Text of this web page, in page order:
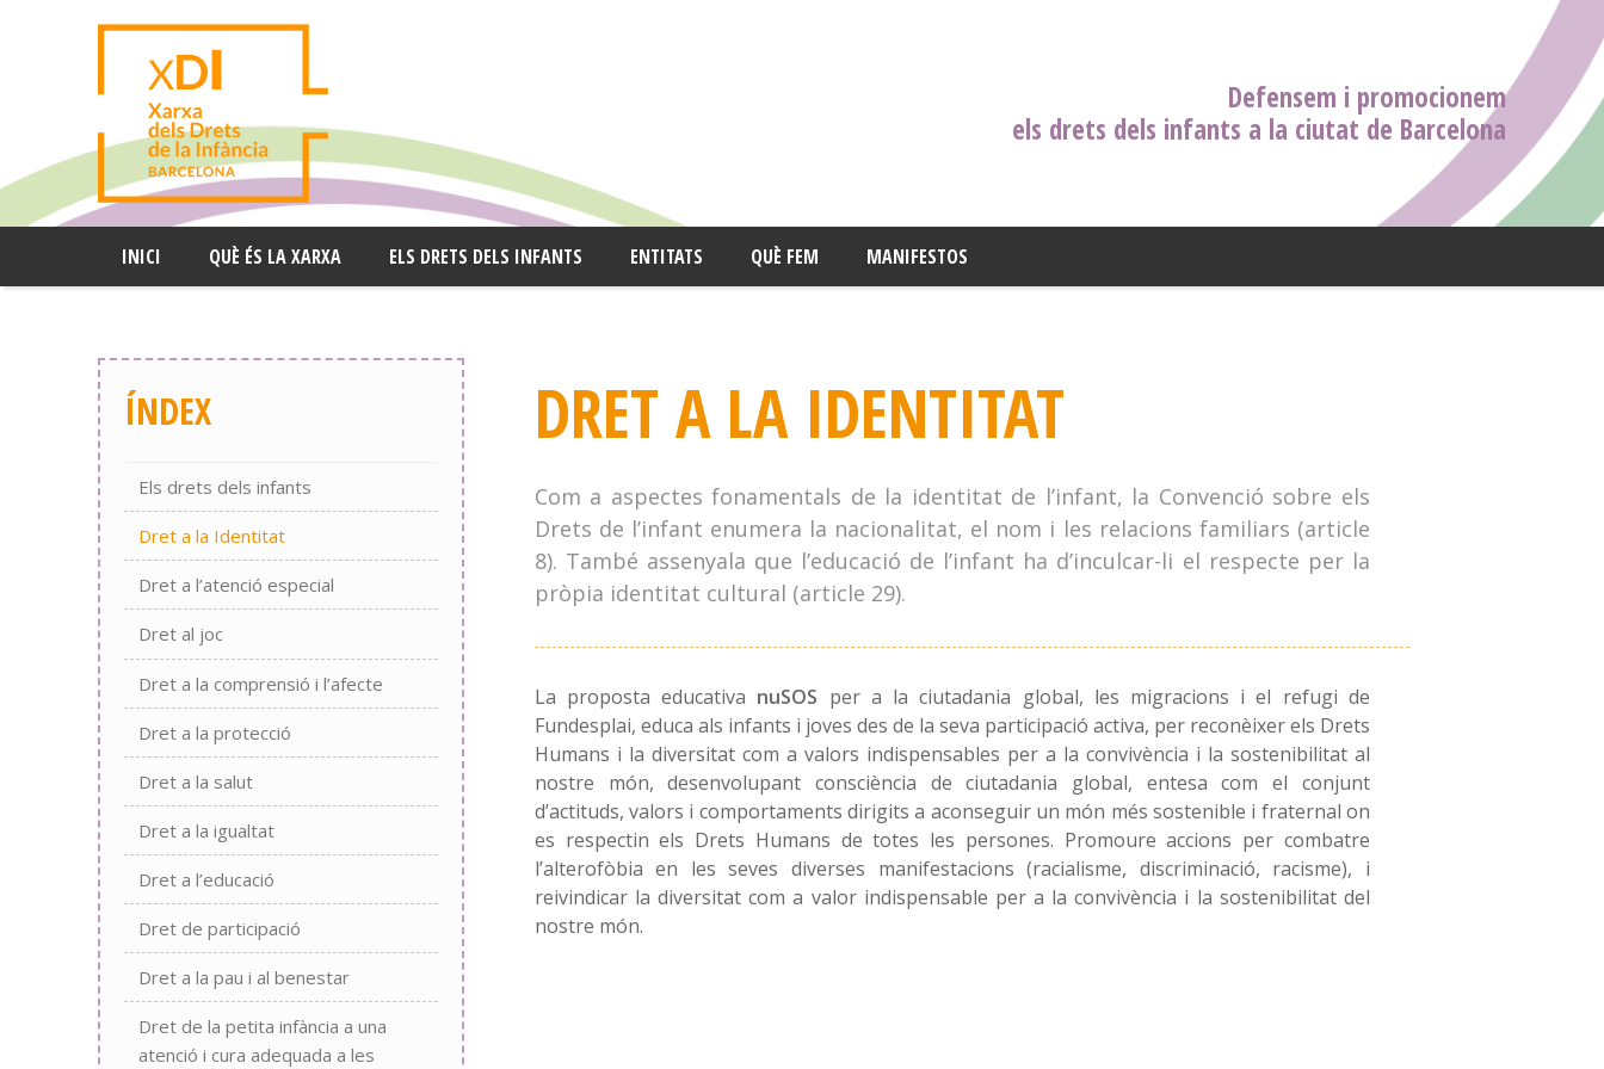
Defensem i promocionem
els drets dels infants a la ciutat de Barcelona
INICI QUÈ ÉS LA XARXA ELS DRETS DELS INFANTS ENTITATS QUÈ FEM MANIFESTOS
ÍNDEX
Els drets dels infants
Dret a la Identitat
Dret a l’atenció especial
Dret al joc
Dret a la comprensió i l’afecte
Dret a la protecció
Dret a la salut
Dret a la igualtat
Dret a l’educació
Dret de participació
Dret a la pau i al benestar
Dret de la petita infància a una
atenció i cura adequada a les
DRET A LA IDENTITAT
Com a aspectes fonamentals de la identitat de l’infant, la Convenció sobre els
Drets de l’infant enumera la nacionalitat, el nom i les relacions familiars (article
8). També assenyala que l’educació de l’infant ha d’inculcar-li el respecte per la
pròpia identitat cultural (article 29).
La proposta educativa nuSOS per a la ciutadania global, les migracions i el refugi de
Fundesplai, educa als infants i joves des de la seva participació activa, per reconèixer els Drets
Humans i la diversitat com a valors indispensables per a la convivència i la sostenibilitat al
nostre món, desenvolupant consciència de ciutadania global, entesa com el conjunt
d’actituds, valors i comportaments dirigits a aconseguir un món més sostenible i fraternal on
es respectin els Drets Humans de totes les persones. Promoure accions per combatre
l’alterofòbia en les seves diverses manifestacions (racialisme, discriminació, racisme), i
reivindicar la diversitat com a valor indispensable per a la convivència i la sostenibilitat del
nostre món.